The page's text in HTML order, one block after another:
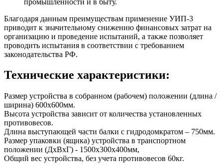
Благодаря данным преимуществам применение УИП-3
приводит к значительному снижению финансовых затрат на
организацию и проведение испытаний, а также позволяет
проводить испытания в соответствии с требованием
законодательства РФ.
Технические характеристики:
Размер устройства в собранном (рабочем) положении (длина /
ширина) 600х600мм.
Высота устройства зависит от количества установленных
противовесов.
Длина выступающей части балки с гидродомкратом – 750мм.
Размер упаковки (ящика) устройства в транспортном
положении (ДхВхГ) - 1500х300х400мм,
Общий вес устройства, без учета противовесов 60кг.